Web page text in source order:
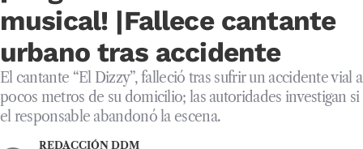
musical! |Fallece cantante
urbano tras accidente
El cantante “El Dizzy”, falleció tras sufrir un accidente vial a
pocos metros de su domicilio; las autoridades investigan si
el responsable abandonó la escena.
REDACCIÓN DDM